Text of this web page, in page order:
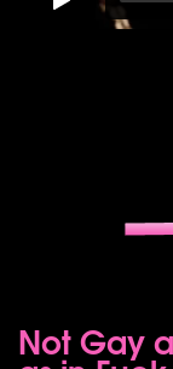
Not Gay